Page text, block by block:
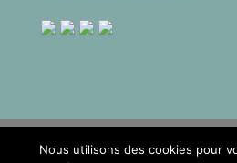
Nous utilisons des cookies pour